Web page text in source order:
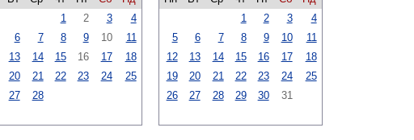
1
2 3
4
6 7 8 9 10
11
13 14 15 16 17
18
20 21 22 23 24
25
27 28
1
2 3
4
5
6 7 8 9 10
11
12
13 14 15 16 17
18
19
20 21 22 23 24
25
26
27 28 29 30 31